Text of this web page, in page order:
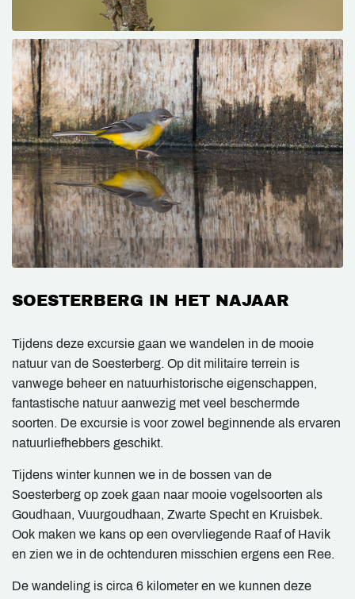
SOESTERBERG IN HET NAJAAR
Tijdens deze excursie gaan we wandelen in de mooie
natuur van de Soesterberg. Op dit militaire terrein is
vanwege beheer en natuurhistorische eigenschappen,
fantastische natuur aanwezig met veel beschermde
soorten. De excursie is voor zowel beginnende als ervaren
natuurliefhebbers geschikt.
Tijdens winter kunnen we in de bossen van de
Soesterberg op zoek gaan naar mooie vogelsoorten als
Goudhaan, Vuurgoudhaan, Zwarte Specht en Kruisbek.
Ook maken we kans op een overvliegende Raaf of Havik
en zien we in de ochtenduren misschien ergens een Ree.
De wandeling is circa 6 kilometer en we kunnen deze